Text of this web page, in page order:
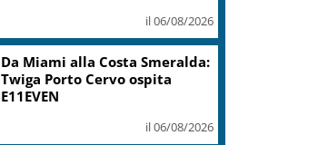
il 06/08/2026
Da Miami alla Costa Smeralda:
Twiga Porto Cervo ospita
E11EVEN
il 06/08/2026